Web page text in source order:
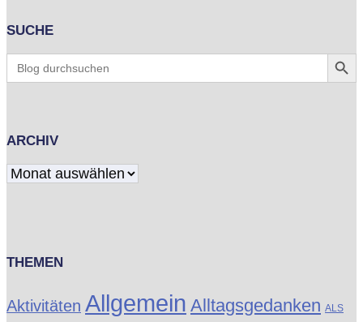
SUCHE
Search
for:
Search
ARCHIV
Archiv
THEMEN
Aktivitäten Allgemein Alltagsgedanken ALS